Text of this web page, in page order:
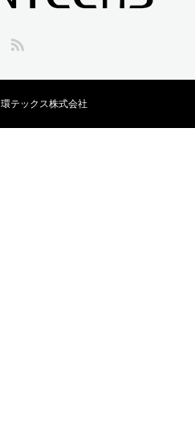
環テックス株式会社